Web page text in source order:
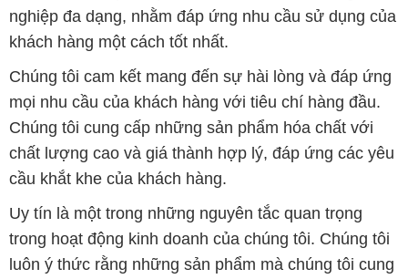
nghiệp đa dạng, nhằm đáp ứng nhu cầu sử dụng của
khách hàng một cách tốt nhất.
Chúng tôi cam kết mang đến sự hài lòng và đáp ứng
mọi nhu cầu của khách hàng với tiêu chí hàng đầu.
Chúng tôi cung cấp những sản phẩm hóa chất với
chất lượng cao và giá thành hợp lý, đáp ứng các yêu
cầu khắt khe của khách hàng.
Uy tín là một trong những nguyên tắc quan trọng
trong hoạt động kinh doanh của chúng tôi. Chúng tôi
luôn ý thức rằng những sản phẩm mà chúng tôi cung